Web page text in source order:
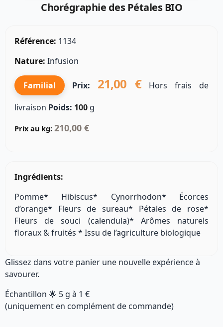
Chorégraphie des Pétales BIO
Référence: 1134
Nature: Infusion
Familial Prix: 21,00 €Hors frais de
livraison Poids: 100 g
Prix au kg: 210,00 €
Ingrédients:
Pomme* Hibiscus* Cynorrhodon* Écorces
d’orange* Fleurs de sureau* Pétales de rose*
Fleurs de souci (calendula)* Arômes naturels
floraux & fruités * Issu de l’agriculture biologique
Glissez dans votre panier une nouvelle expérience à
savourer.
Échantillon 🌟 5 g à 1 €
(uniquement en complément de commande)